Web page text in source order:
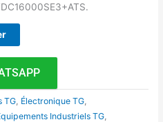
TG, Électronique TG,
Industriels TG,